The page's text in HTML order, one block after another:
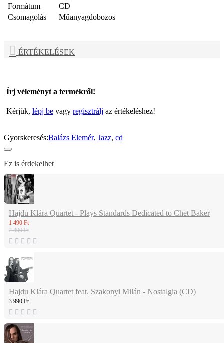
Formátum
CD
Csomagolás
Műanyagdobozos
ÉRTÉKELÉSEK
Írj véleményt a termékről!
Kérjük, lépj be vagy regisztrálj az értékeléshez!
Gyorskeresés:Balázs Elemér, Jazz, cd
Ez is érdekelhet
Hajdu Klára Quartet - Plays Standards Dedicated to Chet Baker
1 490 Ft
2 490 Ft
Hajdu Klára Quartet feat. Szakonyi Milán - Nostalgia (CD)
3 990 Ft